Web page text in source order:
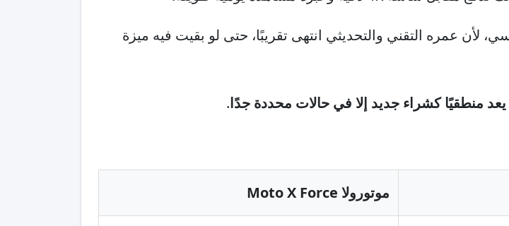
لأن عمره التقني والتحديثي انتهى تقريبًا، حتى لو بقيت فيه ميزة
يعد منطقيًا كشراء جديد إلا في حالات محددة جدًا.
موتورولا Moto X Force